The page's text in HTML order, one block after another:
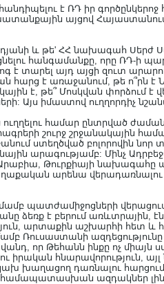
է ՌԴ իր
այցով
և թե' ՀՀ նախագահ
հանգամանքը, որը ՌԴ-ի
է տարել այդ այցի զուտ
հարց է առաջանում, թե ո՞րն
է, թե՞ Մոսկվան
Այս իմաստով ուղղորդիչ
համար ընտրված
շուրջ շրջանակային
ստեղծված բոլորովին
արագությամբ: Մինչ
Թուրքիայի նախագահը
արենա վերադառնալու
պատժամիջոցների
ձեռք է բերում
արտաքին աշխարհի հետ և
Ռուսաստանի ազդեցությունը
որ Թեհանն ինքը ոչ
իրական հնարավորություն,
խաղացող դառնալու
ազդակներ